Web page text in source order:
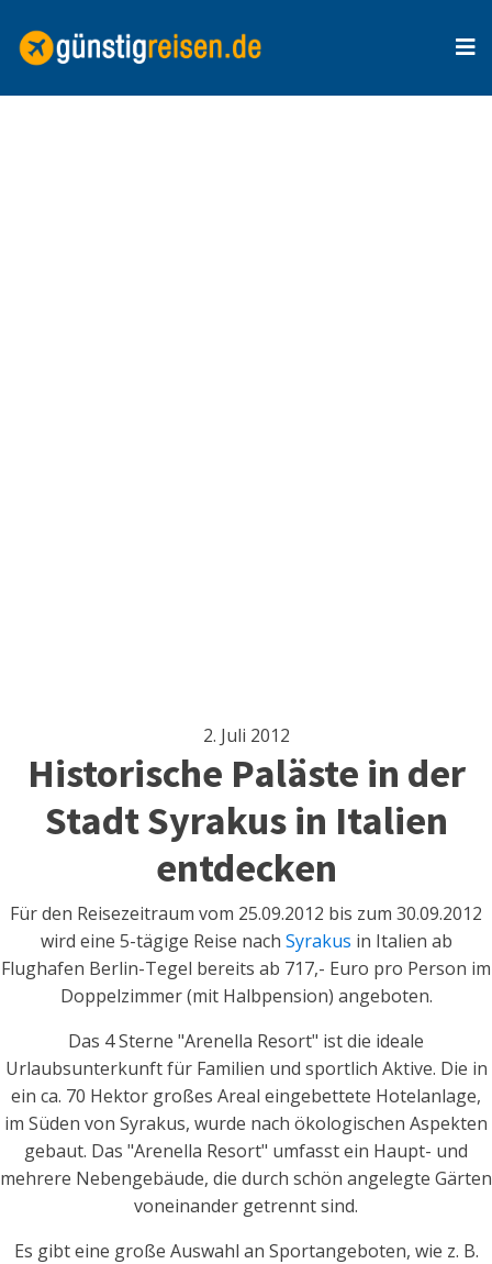
2. Juli 2012
Historische Paläste in der
Stadt Syrakus in Italien
entdecken
Für den Reisezeitraum vom 25.09.2012 bis zum 30.09.2012
wird eine 5-tägige Reise nach Syrakus in Italien ab
Flughafen Berlin-Tegel bereits ab 717,- Euro pro Person im
Doppelzimmer (mit Halbpension) angeboten.
Das 4 Sterne "Arenella Resort" ist die ideale
Urlaubsunterkunft für Familien und sportlich Aktive. Die in
ein ca. 70 Hektor großes Areal eingebettete Hotelanlage,
im Süden von Syrakus, wurde nach ökologischen Aspekten
gebaut. Das "Arenella Resort" umfasst ein Haupt- und
mehrere Nebengebäude, die durch schön angelegte Gärten
voneinander getrennt sind.
Es gibt eine große Auswahl an Sportangeboten, wie z. B.